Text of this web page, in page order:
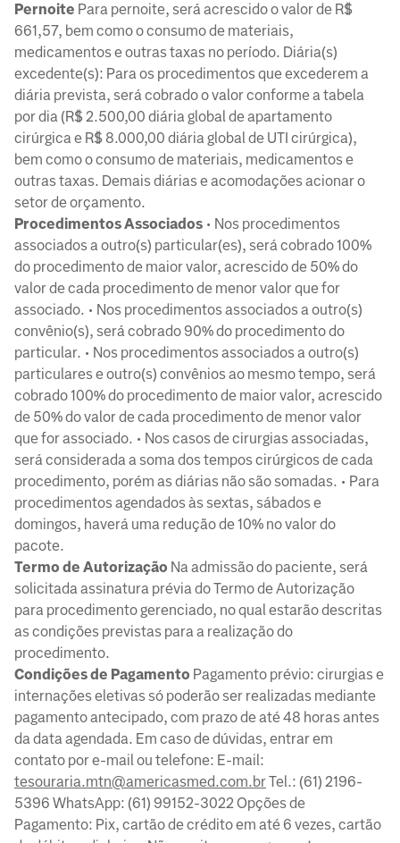
Pernoite Para pernoite, será acrescido o valor de R$
661,57, bem como o consumo de materiais,
medicamentos e outras taxas no período. Diária(s)
excedente(s): Para os procedimentos que excederem a
diária prevista, será cobrado o valor conforme a tabela
por dia (R$ 2.500,00 diária global de apartamento
cirúrgica e R$ 8.000,00 diária global de UTI cirúrgica),
bem como o consumo de materiais, medicamentos e
outras taxas. Demais diárias e acomodações acionar o
setor de orçamento.
Procedimentos Associados • Nos procedimentos
associados a outro(s) particular(es), será cobrado 100%
do procedimento de maior valor, acrescido de 50% do
valor de cada procedimento de menor valor que for
associado. • Nos procedimentos associados a outro(s)
convênio(s), será cobrado 90% do procedimento do
particular. • Nos procedimentos associados a outro(s)
particulares e outro(s) convênios ao mesmo tempo, será
cobrado 100% do procedimento de maior valor, acrescido
de 50% do valor de cada procedimento de menor valor
que for associado. • Nos casos de cirurgias associadas,
será considerada a soma dos tempos cirúrgicos de cada
procedimento, porém as diárias não são somadas. • Para
procedimentos agendados às sextas, sábados e
domingos, haverá uma redução de 10% no valor do
pacote.
Termo de Autorização Na admissão do paciente, será
solicitada assinatura prévia do Termo de Autorização
para procedimento gerenciado, no qual estarão descritas
as condições previstas para a realização do
procedimento.
Condições de Pagamento Pagamento prévio: cirurgias e
internações eletivas só poderão ser realizadas mediante
pagamento antecipado, com prazo de até 48 horas antes
da data agendada. Em caso de dúvidas, entrar em
contato por e-mail ou telefone: E-mail:
tesouraria.mtn@americasmed.com.brTel.: (61) 2196-
5396 WhatsApp: (61) 99152-3022 Opções de
Pagamento: Pix, cartão de crédito em até 6 vezes, cartão